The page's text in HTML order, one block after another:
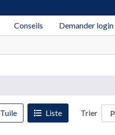
Conseils Demander login
Tuile Liste Trier